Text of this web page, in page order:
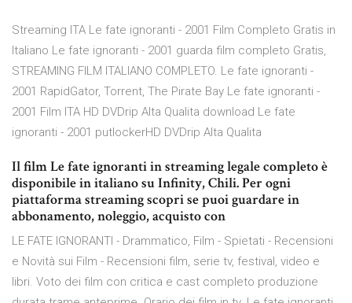
Streaming ITA Le fate ignoranti - 2001 Film Completo Gratis in
Italiano Le fate ignoranti - 2001 guarda film completo Gratis,
STREAMING FILM ITALIANO COMPLETO. Le fate ignoranti -
2001 RapidGator, Torrent, The Pirate Bay Le fate ignoranti -
2001 Film ITA HD DVDrip Alta Qualita download Le fate
ignoranti - 2001 putlockerHD DVDrip Alta Qualita
Il film Le fate ignoranti in streaming legale completo è
disponibile in italiano su Infinity, Chili. Per ogni
piattaforma streaming scopri se puoi guardare in
abbonamento, noleggio, acquisto con
LE FATE IGNORANTI - Drammatico, Film - Spietati - Recensioni
e Novità sui Film - Recensioni film, serie tv, festival, video e
libri. Voto dei film con critica e cast completo produzione